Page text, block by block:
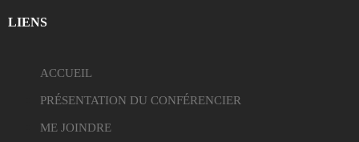
LIENS
ACCUEIL
PRÉSENTATION DU CONFÉRENCIER
ME JOINDRE